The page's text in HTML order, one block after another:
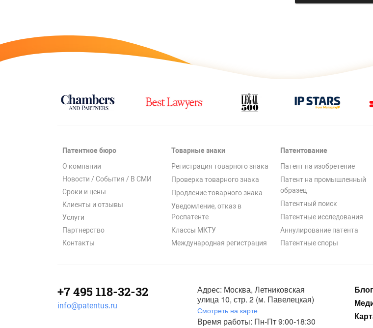
Патентное бюро
О компании
Новости / События / В СМИ
Сроки и цены
Клиенты и отзывы
Услуги
Партнерство
Контакты
Товарные знаки
Регистрация товарного знака
Проверка товарного знака
Продление товарного знака
Уведомление, отказ в
Роспатенте
Классы МКТУ
Международная регистрация
Патентование
Патент на изобретение
Патент на промышленный
образец
Патентный поиск
Патентные исследования
Аннулирование патента
Патентные споры
+7 495 118-32-32
info@patentus.ru
Адрес: Москва, Летниковская
улица 10, стр. 2 (м. Павелецкая)
Смотреть на карте
Время работы: Пн-Пт 9:00-18:30
Блог